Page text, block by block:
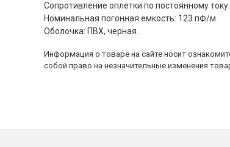
Сопротивление оплетки по постоянному
Номинальная погонная емкость: 123 пФ/м.
Оболочка: ПВХ, черная.
Информация о товаре на сайте носит
собой право на незначительные изменения